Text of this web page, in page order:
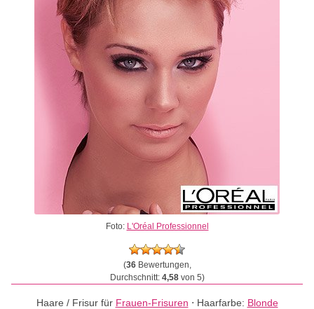
Foto: L'Oréal Professionnel
(36Bewertungen,
Durchschnitt: 4,58von 5)
Haare / Frisur für Frauen-Frisuren ⋅ Haarfarbe: Blonde